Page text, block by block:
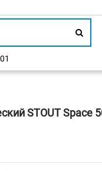
STOUT Space